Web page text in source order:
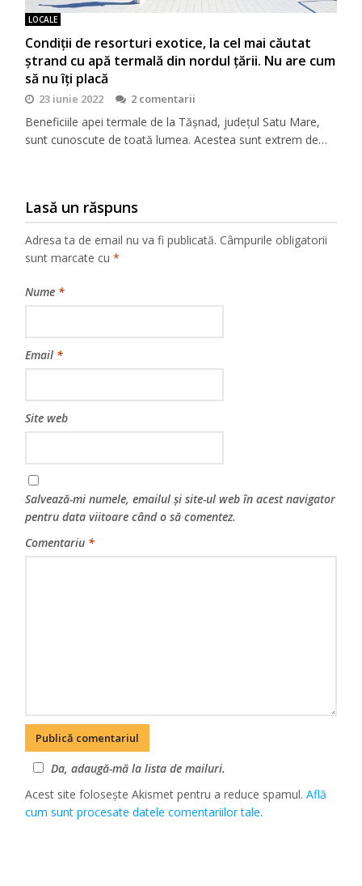
LOCALE
Condiţii de resorturi exotice, la cel mai căutat
ştrand cu apă termală din nordul ţării. Nu are cum
să nu îţi placă
23 iunie 2022 2 comentarii
Beneficiile apei termale de la Tășnad, județul Satu Mare,
sunt cunoscute de toată lumea. Acestea sunt extrem de…
Lasă un răspuns
Adresa ta de email nu va fi publicată. Câmpurile obligatorii
sunt marcate cu*
Nume *
Email *
Site web
Salvează-mi numele, emailul și site-ul web în acest navigator
pentru data viitoare când o să comentez.
Comentariu *
Da, adaugă-mă la lista de mailuri.
Acest site folosește Akismet pentru a reduce spamul.Află
cum sunt procesate datele comentariilor tale.